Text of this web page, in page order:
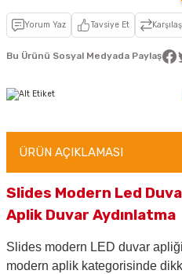
Yorum Yaz Tavsiye Et
Bu Ürünü Sosyal Medyada Paylaş
ÜRÜN AÇIKLAMASI
Slides Modern Led
Aplik Duvar Aydınlatma
Slides modern LED duvar
modern aplik kategorisinde